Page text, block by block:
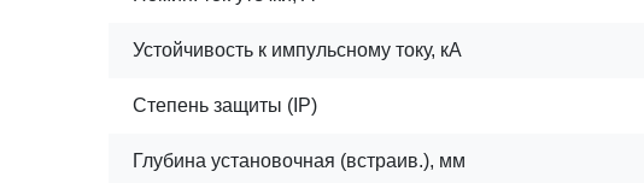
Устойчивость к импульсному току, кА
Степень защиты (IP)
Глубина установочная (встраив.), мм